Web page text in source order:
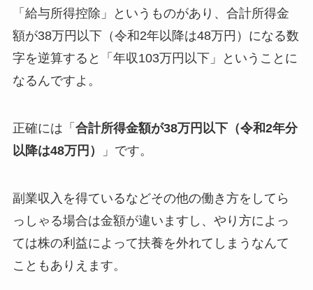
「給与所得控除」というものがあり、合計所得金
額が38万円以下（令和2年以降は48万円）になる数
字を逆算すると「年収103万円以下」ということに
なるんですよ。
正確には「 合計所得金額が38万円以下（令和2年分
以降は48万円） 」です。
副業収入を得ているなどその他の働き方をしてら
っしゃる場合は金額が違いますし、やり方によっ
ては株の利益によって扶養を外れてしまうなんて
こともありえます。